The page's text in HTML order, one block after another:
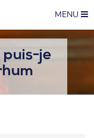
MENU
puis-je